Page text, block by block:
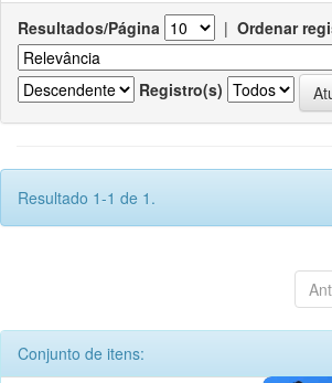
Resultados/Página | Ordenar
Registro(s)
Resultado 1-1 de 1.
Conjunto de itens: